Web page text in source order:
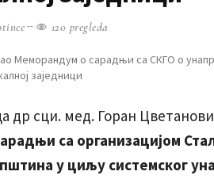
120 pregleda
др сци. мед. Горан
са организацијом
у циљу системског